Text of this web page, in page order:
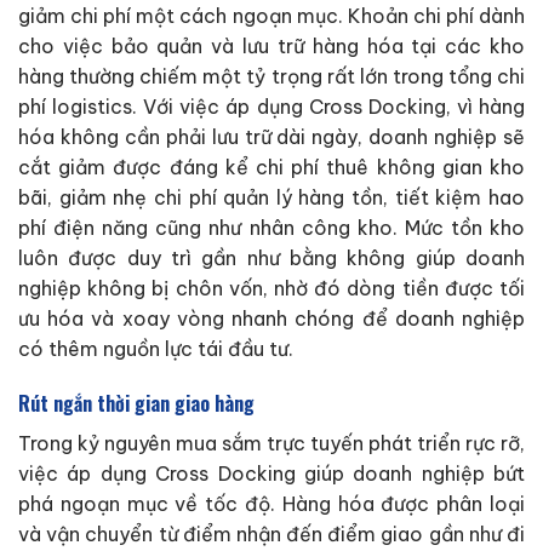
giảm chi phí một cách ngoạn mục. Khoản chi phí dành
cho việc bảo quản và lưu trữ hàng hóa tại các kho
hàng thường chiếm một tỷ trọng rất lớn trong tổng chi
phí logistics. Với việc áp dụng Cross Docking, vì hàng
hóa không cần phải lưu trữ dài ngày, doanh nghiệp sẽ
cắt giảm được đáng kể chi phí thuê không gian kho
bãi, giảm nhẹ chi phí quản lý hàng tồn, tiết kiệm hao
phí điện năng cũng như nhân công kho. Mức tồn kho
luôn được duy trì gần như bằng không giúp doanh
nghiệp không bị chôn vốn, nhờ đó dòng tiền được tối
ưu hóa và xoay vòng nhanh chóng để doanh nghiệp
có thêm nguồn lực tái đầu tư.
Rút ngắn thời gian giao hàng
Trong kỷ nguyên mua sắm trực tuyến phát triển rực rỡ,
việc áp dụng Cross Docking giúp doanh nghiệp bứt
phá ngoạn mục về tốc độ. Hàng hóa được phân loại
và vận chuyển từ điểm nhận đến điểm giao gần như đi